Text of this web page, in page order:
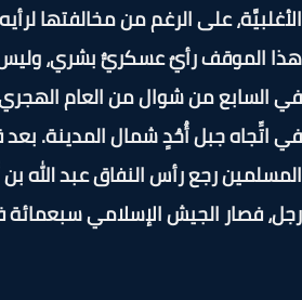
على الرغم من مخالفتها
الموقف رأيٌ عسكريٌّ بشري، وليس
من شوال من العام الهجري
جبل أُحُدٍ شمال المدينة. بعد
رجع رأس النفاق عبد الله بن
فصار الجيش الإسلامي سبعمائة